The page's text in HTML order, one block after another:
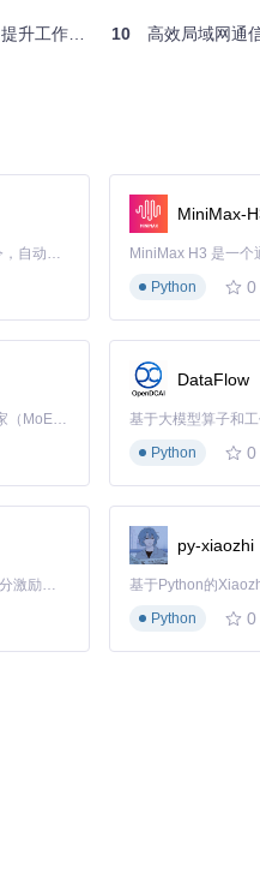
邮件或云盘，存在延迟与网络
址，支持快速筛选
开发者的优化包括：
命令行工具
工作效率 10 高效局域网通
Claude Code 的开源替代方案。连接任意大模型，编辑代码，运行命令，自动验证 — 全自动执行。用 Rust 构建，极致性能。 ｜ An open-source alternative to Claude Code. Connect any LLM, edit code, run commands, and verify changes — autonomously. Built in Rust for speed. Get Started
MiniMax-
Python
0
Kimi K3 是Kimi能力最强的模型：这是一个拥有 2.8 万亿参数的混合专家（MoE）模型，具备原生视觉理解能力，并支持 100 万 token 的上下文窗口。
DataFlow
基于大模型算子和
Python
0
「源启盛夏」暑期校园开发者成长计划旨在激活校园开源力量，通过积分激励、认证扶持、资源倾斜等形式，引导高校组织和开发者完成「入驻 — 建项目 — 做贡献 — 获认证 — 得资源」的完整闭环。无论你是想带领社团入驻平台的组织者，还是希望用代码贡献证明自己的开发者，都能在这里找到属于你的成长路径。
py-xiaozhi
Python
0